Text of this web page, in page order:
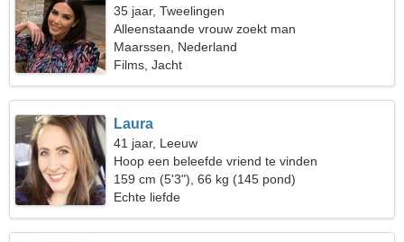
35 jaar, Tweelingen
Alleenstaande vrouw zoekt man
Maarssen, Nederland
Films, Jacht
Laura
41 jaar, Leeuw
Hoop een beleefde vriend te vinden
159 cm (5'3"), 66 kg (145 pond)
Echte liefde